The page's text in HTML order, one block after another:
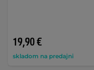
19,90 €
skladom na predajni